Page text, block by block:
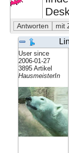
User since
2006-01-27
3895 Artikel
HausmeisterIn